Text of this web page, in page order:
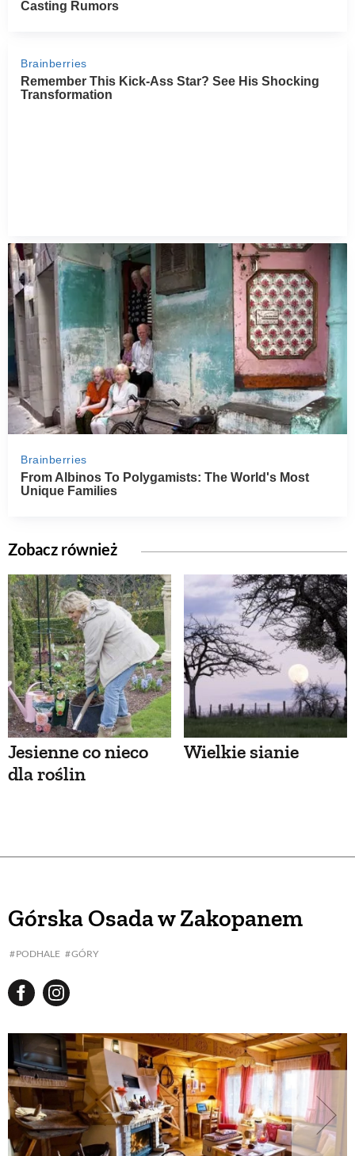
Zobacz również
Jesienne co nieco
dla roślin
Wielkie sianie
Górska Osada w Zakopanem
PODHALE GÓRY